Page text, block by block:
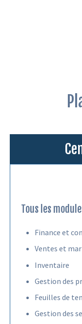
Tous les
Finance et
Ventes et
Inventaire
Gestion des
Feuilles de
Gestion des